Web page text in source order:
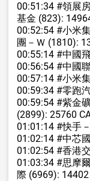
00:51:34 #領展
基金 (823):
00:52:54 #小米
團 －Ｗ (1810):
00:55:14 #中國
00:56:54 #中國
00:57:14 #小米
00:59:34 #零跑
00:59:54 #紫金
(2899): 25760
01:01:14 #快手
01:02:14 #中芯
01:02:54 #香港
01:03:34 #思摩
際 (6969):